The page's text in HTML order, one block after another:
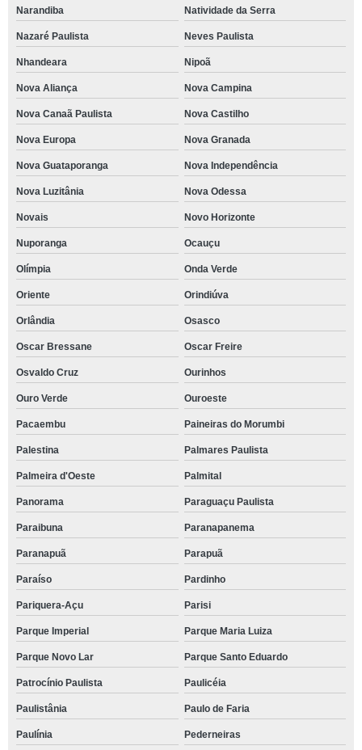
Narandiba Natividade da Serra
Nazaré Paulista Neves Paulista
Nhandeara Nipoã
Nova Aliança Nova Campina
Nova Canaã Paulista Nova Castilho
Nova Europa Nova Granada
Nova Guataporanga Nova Independência
Nova Luzitânia Nova Odessa
Novais Novo Horizonte
Nuporanga Ocauçu
Olímpia Onda Verde
Oriente Orindiúva
Orlândia Osasco
Oscar Bressane Oscar Freire
Osvaldo Cruz Ourinhos
Ouro Verde Ouroeste
Pacaembu Paineiras do Morumbi
Palestina Palmares Paulista
Palmeira d'Oeste Palmital
Panorama Paraguaçu Paulista
Paraibuna Paranapanema
Paranapuã Parapuã
Paraíso Pardinho
Pariquera-Açu Parisi
Parque Imperial Parque Maria Luiza
Parque Novo Lar Parque Santo Eduardo
Patrocínio Paulista Paulicéia
Paulistânia Paulo de Faria
Paulínia Pederneiras